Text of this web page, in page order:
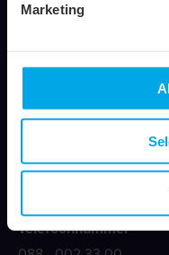
Marketing
3763 LB Soest
info@klemko.nl
Telefoonnummer